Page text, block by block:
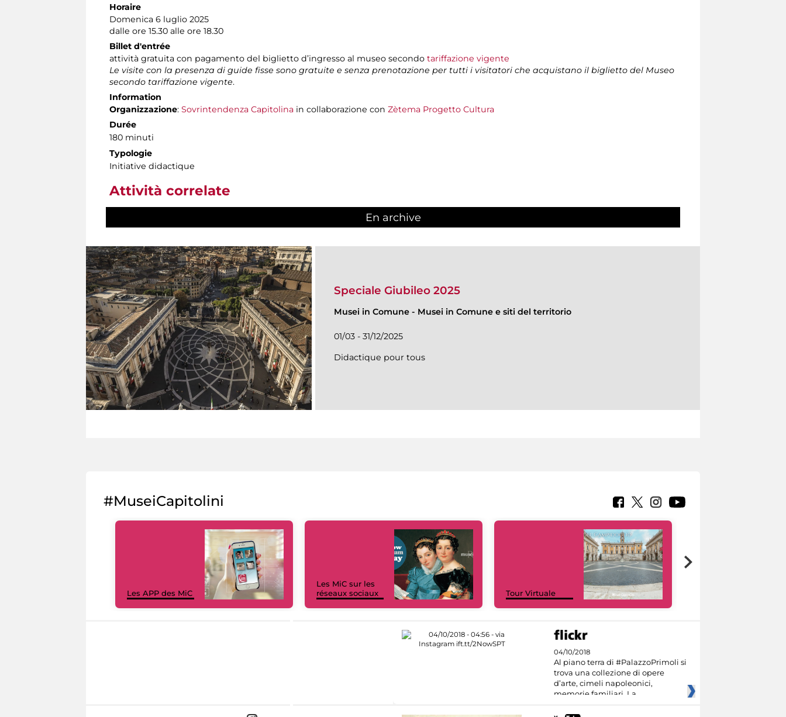
Horaire
Domenica 6 luglio 2025
dalle ore 15.30 alle ore 18.30
Billet d'entrée
attività gratuita con pagamento del biglietto d’ingresso al museo secondo tariffazione vigente
Le visite con la presenza di guide fisse sono gratuite e senza prenotazione per tutti i visitatori che acquistano il biglietto del Museo
secondo tariffazione vigente.
Information
Organizzazione: Sovrintendenza Capitolina in collaborazione con Zètema Progetto Cultura
Durée
180 minuti
Typologie
Initiative didactique
Attività correlate
En archive
Speciale Giubileo 2025
Musei in Comune - Musei in Comune e siti del territorio
01/03 - 31/12/2025
Didactique pour tous
#MuseiCapitolini
Les APP des MiC
Les MiC sur les
réseaux sociaux
Tour Virtuale
04/10/2018
Al piano terra di #PalazzoPrimoli si
trova una collezione di opere
d’arte, cimeli napoleonici,
memorie familiari. La